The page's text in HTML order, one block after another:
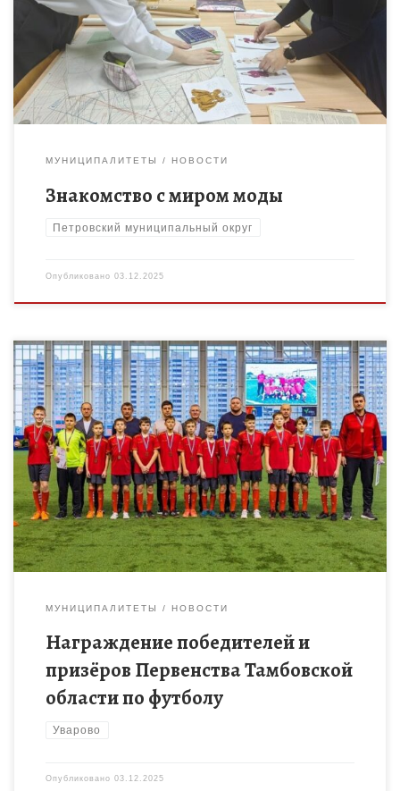
второй год. Под руководством педагога дополнительного
образования Екатерины Савиной обучающиеся знакомятся с
миром […]
МУНИЦИПАЛИТЕТЫ НОВОСТИ
Знакомство с миром моды
Петровский муниципальный округ
Опубликовано 03.12.2025
30 ноября 2025 г. в Тамбове состоялось награждение
победителей и призёров Первенства Тамбовской области по
футболу среди юношеских команд (2015-2016 г.р., 2013-2014
г.р., 2011-2012 г.р., […]
МУНИЦИПАЛИТЕТЫ НОВОСТИ
Награждение победителей и
призёров Первенства Тамбовской
области по футболу
Уварово
Опубликовано 03.12.2025